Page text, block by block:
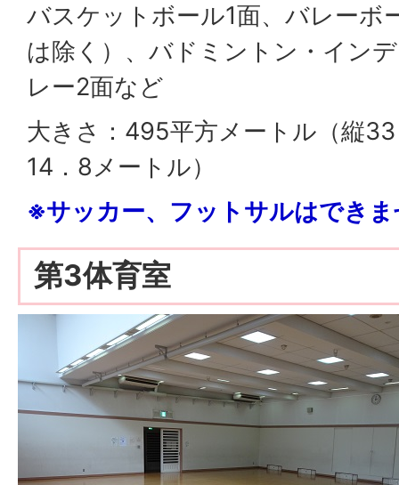
バスケットボール1面、バレーボ
は除く）、バドミントン・イン
レー2面など
大きさ：495平方メートル（縦
14．8メートル）
※サッカー、フットサルはでき
第3体育室